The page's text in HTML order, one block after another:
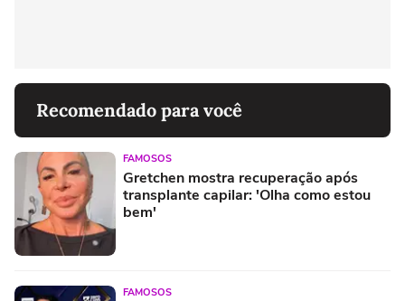
Recomendado para você
FAMOSOS
Gretchen mostra recuperação após
transplante capilar: 'Olha como estou
bem'
FAMOSOS